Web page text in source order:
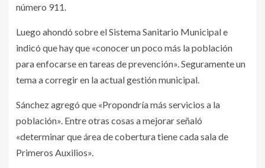
número 911.
Luego ahondó sobre el Sistema Sanitario Municipal e
indicó que hay que «conocer un poco más la población
para enfocarse en tareas de prevención». Seguramente un
tema a corregir en la actual gestión municipal.
Sánchez agregó que «Propondría más servicios a la
población». Entre otras cosas a mejorar señaló
«determinar que área de cobertura tiene cada sala de
Primeros Auxilios».